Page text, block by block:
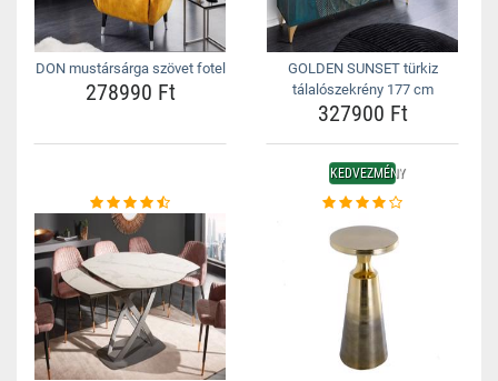
DON mustársárga szövet fotel
278990 Ft
GOLDEN SUNSET türkiz
tálalószekrény 177 cm
327900 Ft
KEDVEZMÉNY